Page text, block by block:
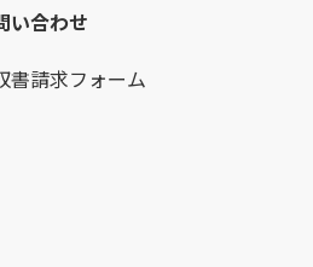
い合わせ
書請求フォーム